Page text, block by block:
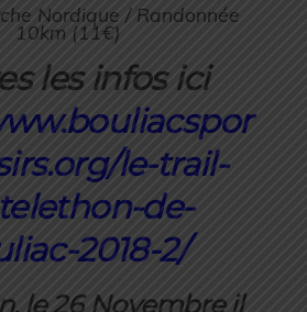
Nordique / Randonnée
10km (11€)
les infos ici
le-trail-
de-
2018-2/
le 26 Novembre il